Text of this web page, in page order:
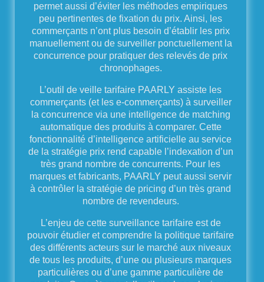
permet aussi d’éviter les méthodes empiriques
peu pertinentes de fixation du prix. Ainsi, les
commerçants n’ont plus besoin d’établir les prix
manuellement ou de surveiller ponctuellement la
concurrence pour pratiquer des relevés de prix
chronophages.
L’outil de veille tarifaire PAARLY assiste les
commerçants (et les e-commerçants) à surveiller
la concurrence via une intelligence de matching
automatique des produits à comparer. Cette
fonctionnalité d’intelligence artificielle au service
de la stratégie prix rend capable l’indexation d’un
très grand nombre de concurrents. Pour les
marques et fabricants, PAARLY peut aussi servir
à contrôler la stratégie de pricing d’un très grand
nombre de revendeurs.
L’enjeu de cette surveillance tarifaire est de
pouvoir étudier et comprendre la politique tarifaire
des différents acteurs sur le marché aux niveaux
de tous les produits, d’une ou plusieurs marques
particulières ou d’une gamme particulière de